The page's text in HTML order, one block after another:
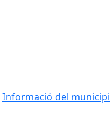
Informació del municipi